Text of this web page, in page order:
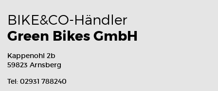
BIKE&CO-Händler
Green Bikes GmbH
Kappenohl 2b
59823 Arnsberg
Tel: 02931 788240